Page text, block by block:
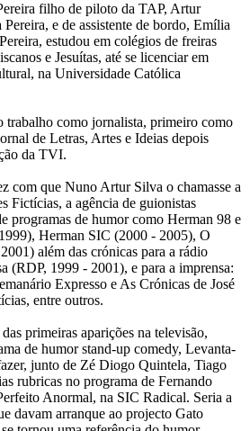
filho de piloto da TAP, Artur
e de assistente de bordo, Emília
estudou em colégios de freiras
e Jesuítas, até se licenciar em
na Universidade Católica
trabalho como jornalista, primeiro como
de Letras, Artes e Ideias depois
da TVI.
com que Nuno Artur Silva o chamasse a
Fictícias, a agência de guionistas
programas de humor como Herman 98 e
Herman SIC (2000 - 2005), O
além das crónicas para a rádio
(RDP, 1999 - 2001), e para a imprensa:
Expresso e As Crónicas de José
entre outros.
primeiras aparições na televisão,
de humor stand-up comedy, Levanta-
junto de Zé Diogo Quintela, Tiago
rubricas no programa de Fernando
Anormal, na SIC Radical. Seria a
davam arranque ao projecto Gato